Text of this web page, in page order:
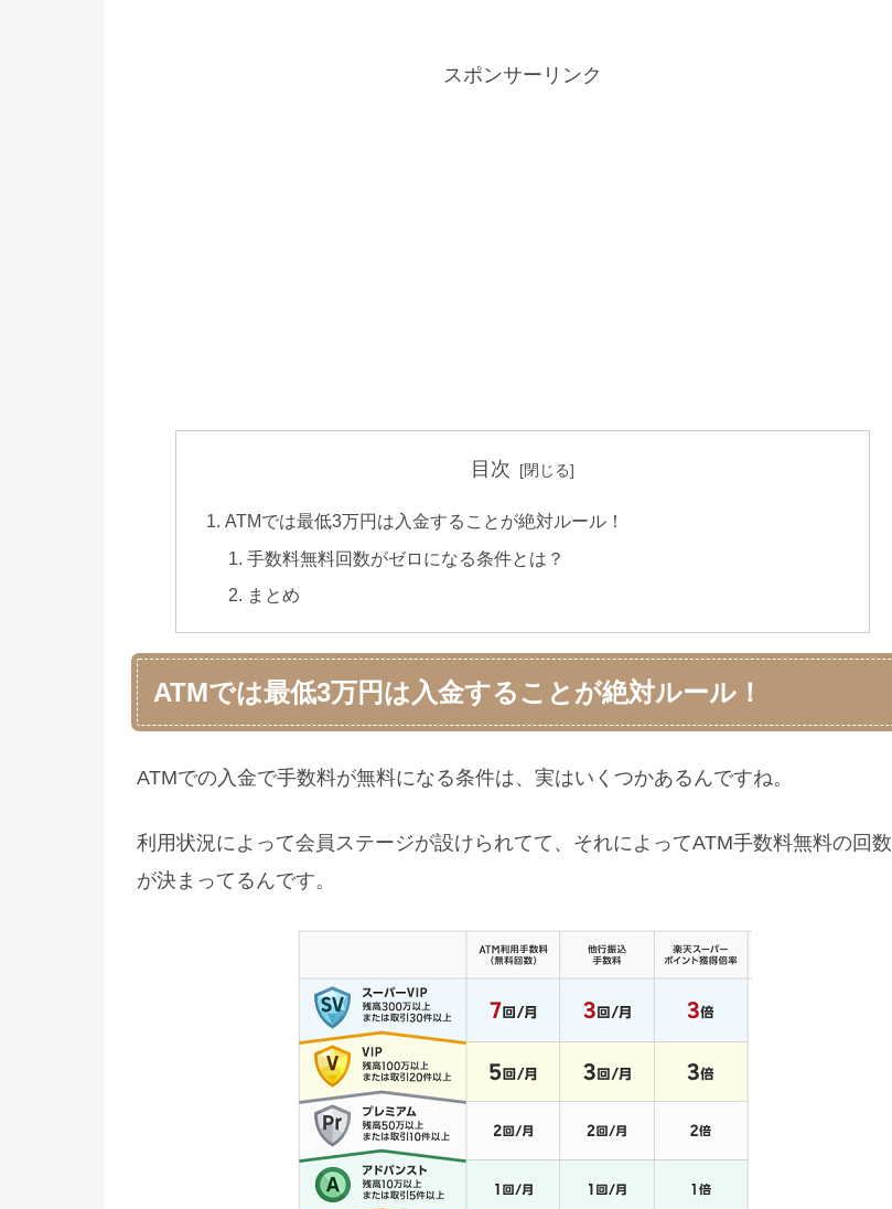
スポンサーリンク
目次
ATMでは最低3万円は入金することが絶対ルール！
手数料無料回数がゼロになる条件とは？
まとめ
ATMでは最低3万円は入金することが絶対ルール！
ATMでの入金で手数料が無料になる条件は、実はいくつかあるんですね。
利用状況によって会員ステージが設けられてて、それによってATM手数料無料の回数
が決まってるんです。